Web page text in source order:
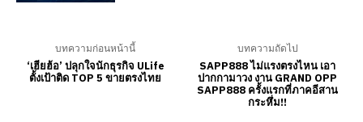
บทความก่อนหน้านี้
‘เฮียฮ้อ’ ปลุกใจนักธุรกิจ ULife
ตั้งเป้าติด TOP 5 ขายตรงไทย
บทความถัดไป
SAPP888 ไม่แรงตรงไหน เอา
ปากกามาวง งาน GRAND OPP
SAPP888 ครั้งแรกที่ภาคอีสาน
กระหึ่ม!!